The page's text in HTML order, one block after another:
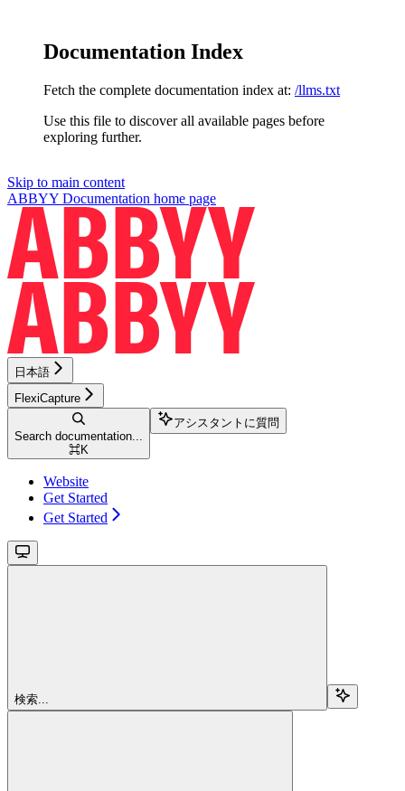
Documentation Index
Fetch the complete documentation index at: /llms.txt
Use this file to discover all available pages before
exploring further.
Skip to main content
ABBYY Documentation home page
日本語
FlexiCapture
Search documentation...
⌘K
アシスタントに質問
Website
Get Started
Get Started
検索...